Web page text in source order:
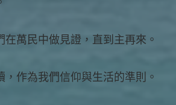
萬民中做見證，直到主再來。
作為我們信仰與生活的準則。